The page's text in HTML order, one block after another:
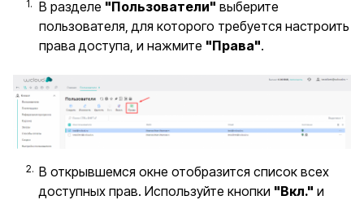
В разделе "Пользователи" выберите
пользователя, для которого требуется настроить
права доступа, и нажмите "Права".
В открывшемся окне отобразится список всех
доступных прав. Используйте кнопки "Вкл." и